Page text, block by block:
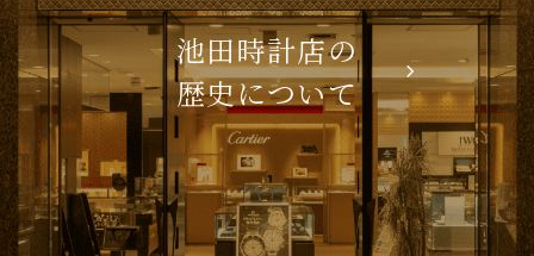
池田時計店の
歴史について